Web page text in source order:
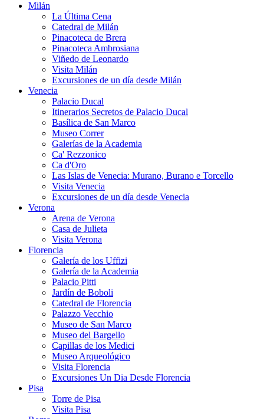
Milán
La Última Cena
Catedral de Milán
Pinacoteca de Brera
Pinacoteca Ambrosiana
Viñedo de Leonardo
Visita Milán
Excursiones de un día desde Milán
Venecia
Palacio Ducal
Itinerarios Secretos de Palacio Ducal
Basílica de San Marco
Museo Correr
Galerías de la Academia
Ca' Rezzonico
Ca d'Oro
Las Islas de Venecia: Murano, Burano e Torcello
Visita Venecia
Excursiones de un día desde Venecia
Verona
Arena de Verona
Casa de Julieta
Visita Verona
Florencia
Galería de los Uffizi
Galería de la Academia
Palacio Pitti
Jardín de Boboli
Catedral de Florencia
Palazzo Vecchio
Museo de San Marco
Museo del Bargello
Capillas de los Medici
Museo Arqueológico
Visita Florencia
Excursiones Un Dia Desde Florencia
Pisa
Torre de Pisa
Visita Pisa